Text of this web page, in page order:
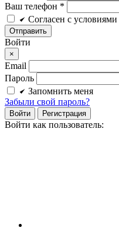
Ваш телефон *
Cогласен c условиями
Войти
×
Email
Пароль
Запомнить меня
Забыли свой пароль?
Войти Регистрация
Войти как пользователь: